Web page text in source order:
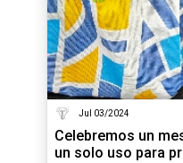
Jul 03/2024
Celebremos un
un solo uso para